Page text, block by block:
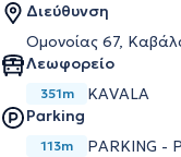
Διεύθυνση
Ομονοίας 67,
Λεωφορείο
351m
KAVALA
Parking
113m PARKING -